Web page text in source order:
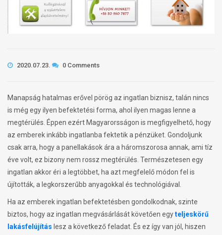
2020.07.23. 0 Comments
Manapság hatalmas erővel pörög az ingatlan biznisz, talán nincs
is még egy ilyen befektetési forma, ahol ilyen magas lenne a
megtérülés. Éppen ezért Magyarorsságon is megfigyelhető, hogy
az emberek inkább ingatlanba fektetik a pénzüket. Gondoljunk
csak arra, hogy a panellakások ára a háromszorosa annak, ami tíz
éve volt, ez bizony nem rossz megtérülés. Természetesen egy
ingatlan akkor éri a legtöbbet, ha azt megfelelő módon fel is
újították, a legkorszerűbb anyagokkal és technológiával.
Ha az emberek ingatlan befektetésben gondolkodnak, szinte
biztos, hogy az ingatlan megvásárlását követően egyteljeskörű
lakásfelújítás lesz a következő feladat. És ez így van jól, hiszen